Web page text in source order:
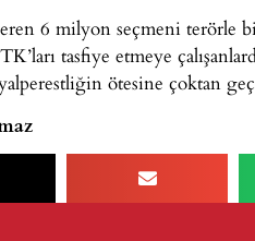
6 milyon seçmeni terörle
tasfiye etmeye
ötesine çoktan